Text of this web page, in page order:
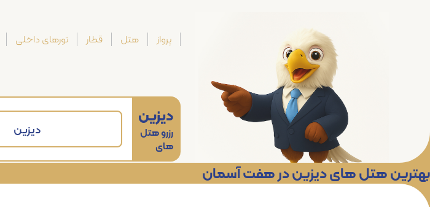
پرواز هتل قطار تورهای داخلی
دیزین
رزرو هتل
های
دیزین
بهترین هتل های دیزین در هفت آسمان